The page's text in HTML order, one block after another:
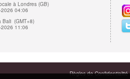
à Londres (GB)
04:06
Bali (GMT+8)
11:06
Règles de Confidentialité